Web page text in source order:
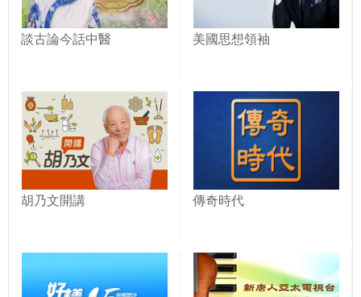
談古論今話中醫 美國思想領袖
胡乃文開講 傳奇時代